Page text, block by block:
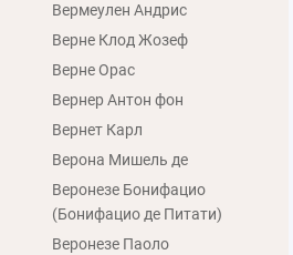
Вермеулен Андрис
Верне Клод Жозеф
Верне Орас
Вернер Антон фон
Вернет Карл
Верона Мишель де
Веронезе Бонифацио
(Бонифацио де Питати)
Веронезе Паоло